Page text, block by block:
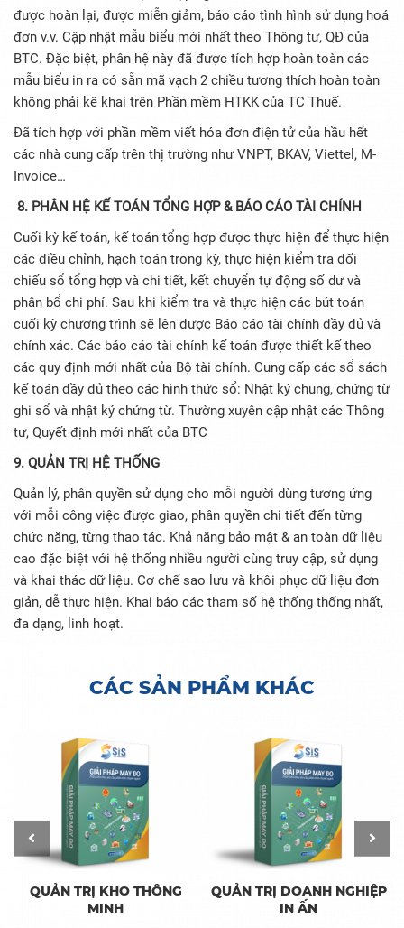
được hoàn lại, được miễn giảm, báo cáo tình hình sử dụng hoá
đơn v.v. Cập nhật mẫu biểu mới nhất theo Thông tư, QĐ của
BTC. Đặc biệt, phân hệ này đã được tích hợp hoàn toàn các
mẫu biểu in ra có sẵn mã vạch 2 chiều tương thích hoàn toàn
không phải kê khai trên Phần mềm HTKK của TC Thuế.
Đã tích hợp với phần mềm viết hóa đơn điện tử của hầu hết
các nhà cung cấp trên thị trường như VNPT, BKAV, Viettel, M-
Invoice…
8. PHÂN HỆ KẾ TOÁN TỔNG HỢP & BÁO CÁO TÀI CHÍNH
Cuối kỳ kế toán, kế toán tổng hợp được thực hiện để thực hiện
các điều chỉnh, hạch toán trong kỳ, thực hiện kiểm tra đối
chiếu sổ tổng hợp và chi tiết, kết chuyển tự động số dư và
phân bổ chi phí. Sau khi kiểm tra và thực hiện các bút toán
cuối kỳ chương trình sẽ lên được Báo cáo tài chính đầy đủ và
chính xác. Các báo cáo tài chính kế toán được thiết kế theo
các quy định mới nhất của Bộ tài chính. Cung cấp các sổ sách
kế toán đầy đủ theo các hình thức sổ: Nhật ký chung, chứng từ
ghi sổ và nhật ký chứng từ. Thường xuyên cập nhật các Thông
tư, Quyết định mới nhất của BTC
9. QUẢN TRỊ HỆ THỐNG
Quản lý, phân quyền sử dụng cho mỗi người dùng tương ứng
với mỗi công việc được giao, phân quyền chi tiết đến từng
chức năng, từng thao tác. Khả năng bảo mật & an toàn dữ liệu
cao đặc biệt với hệ thống nhiều người cùng truy cập, sử dụng
và khai thác dữ liệu. Cơ chế sao lưu và khôi phục dữ liệu đơn
giản, dễ thực hiện. Khai báo các tham số hệ thống thống nhất,
đa dạng, linh hoạt.
CÁC SẢN PHẨM KHÁC
QUẢN TRỊ KHO THÔNG
MINH
QUẢN TRỊ DOANH NGHIỆP
IN ẤN